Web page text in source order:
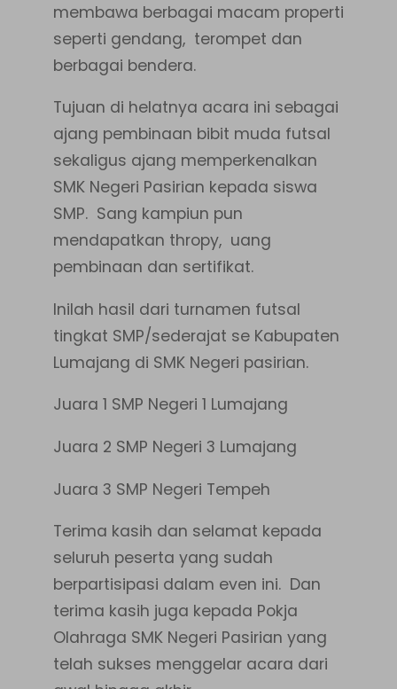
membawa berbagai macam properti
seperti gendang, terompet dan
berbagai bendera.
Tujuan di helatnya acara ini sebagai
ajang pembinaan bibit muda futsal
sekaligus ajang memperkenalkan
SMK Negeri Pasirian kepada siswa
SMP. Sang kampiun pun
mendapatkan thropy, uang
pembinaan dan sertifikat.
Inilah hasil dari turnamen futsal
tingkat SMP/sederajat se Kabupaten
Lumajang di SMK Negeri pasirian.
Juara 1 SMP Negeri 1 Lumajang
Juara 2 SMP Negeri 3 Lumajang
Juara 3 SMP Negeri Tempeh
Terima kasih dan selamat kepada
seluruh peserta yang sudah
berpartisipasi dalam even ini. Dan
terima kasih juga kepada Pokja
Olahraga SMK Negeri Pasirian yang
telah sukses menggelar acara dari